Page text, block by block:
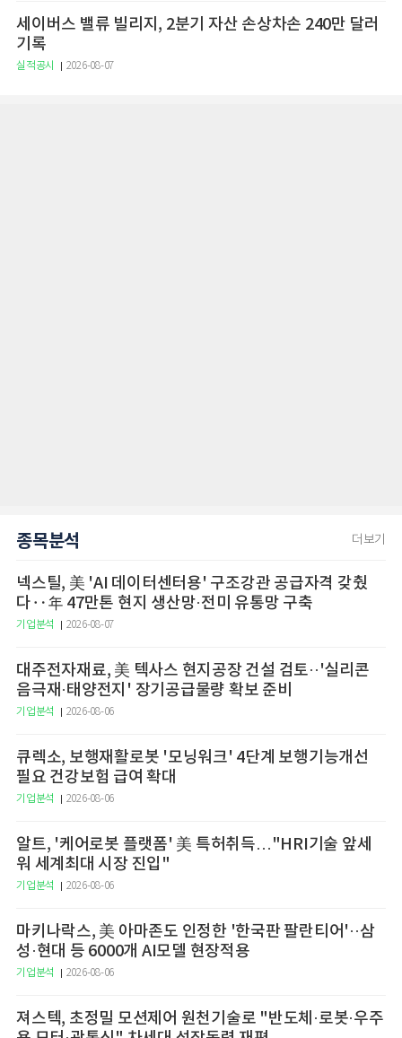
세이버스 밸류 빌리지, 2분기 자산 손상차손 240만 달러
기록
실적공시 2026-08-07
종목분석 더보기
넥스틸, 美 'AI 데이터센터용' 구조강관 공급자격 갖췄
다‥年 47만톤 현지 생산망·전미 유통망 구축
기업분석 2026-08-07
대주전자재료, 美 텍사스 현지공장 건설 검토··'실리콘
음극재·태양전지' 장기공급물량 확보 준비
기업분석 2026-08-06
큐렉소, 보행재활로봇 '모닝워크' 4단계 보행기능개선
필요 건강보험 급여 확대
기업분석 2026-08-06
알트, '케어로봇 플랫폼' 美 특허취득…"HRI기술 앞세
워 세계최대 시장 진입"
기업분석 2026-08-06
마키나락스, 美 아마존도 인정한 '한국판 팔란티어'··삼
성·현대 등 6000개 AI모델 현장적용
기업분석 2026-08-06
져스텍, 초정밀 모션제어 원천기술로 "반도체·로봇·우주